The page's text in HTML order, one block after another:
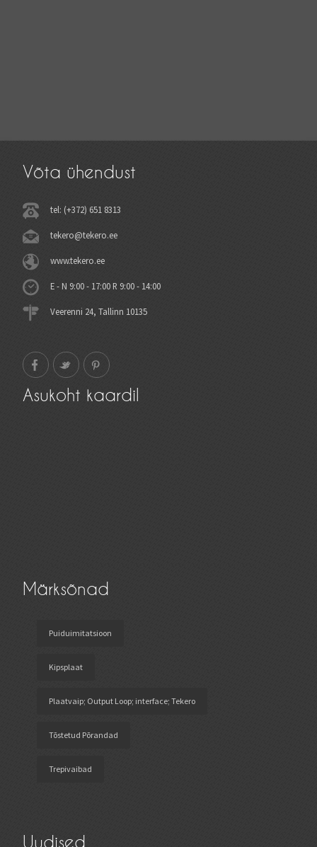
Võta ühendust
tel: (+372) 651 8313
tekero@tekero.ee
www.tekero.ee
E - N 9:00 - 17:00 R 9:00 - 14:00
Veerenni 24, Tallinn 10135
Asukoht kaardil
Märksõnad
Puiduimitatsioon
Kipsplaat
Plaatvaip; Output Loop; interface; Tekero
Tõstetud Põrandad
Trepivaibad
Uudised